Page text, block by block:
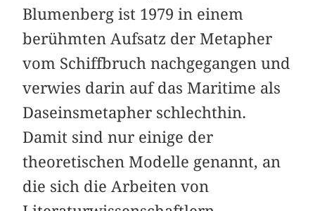
Blumenberg ist 1979 in einem
berühmten Aufsatz der Metapher
vom Schiffbruch nach­gegangen und
verwies darin auf das Maritime als
Daseinsmetapher schlechthin.
Damit sind nur einige der
theoretischen Modelle genannt, an
die sich die Arbeiten von